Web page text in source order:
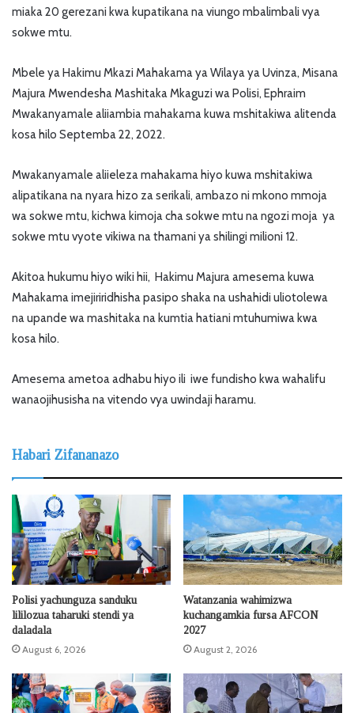
miaka 20 gerezani kwa kupatikana na viungo mbalimbali vya
sokwe mtu.
Mbele ya Hakimu Mkazi Mahakama ya Wilaya ya Uvinza, Misana
Majura Mwendesha Mashitaka Mkaguzi wa Polisi, Ephraim
Mwakanyamale aliiambia mahakama kuwa mshitakiwa alitenda
kosa hilo Septemba 22, 2022.
Mwakanyamale aliieleza mahakama hiyo kuwa mshitakiwa
alipatikana na nyara hizo za serikali, ambazo ni mkono mmoja
wa sokwe mtu, kichwa kimoja cha sokwe mtu na ngozi moja ya
sokwe mtu vyote vikiwa na thamani ya shilingi milioni 12.
Akitoa hukumu hiyo wiki hii, Hakimu Majura amesema kuwa
Mahakama imejiriridhisha pasipo shaka na ushahidi uliotolewa
na upande wa mashitaka na kumtia hatiani mtuhumiwa kwa
kosa hilo.
Amesema ametoa adhabu hiyo ili iwe fundisho kwa wahalifu
wanaojihusisha na vitendo vya uwindaji haramu.
Habari Zifananazo
Polisi yachunguza sanduku
lililozua taharuki stendi ya
daladala
August 6, 2026
Watanzania wahimizwa
kuchangamkia fursa AFCON
2027
August 2, 2026